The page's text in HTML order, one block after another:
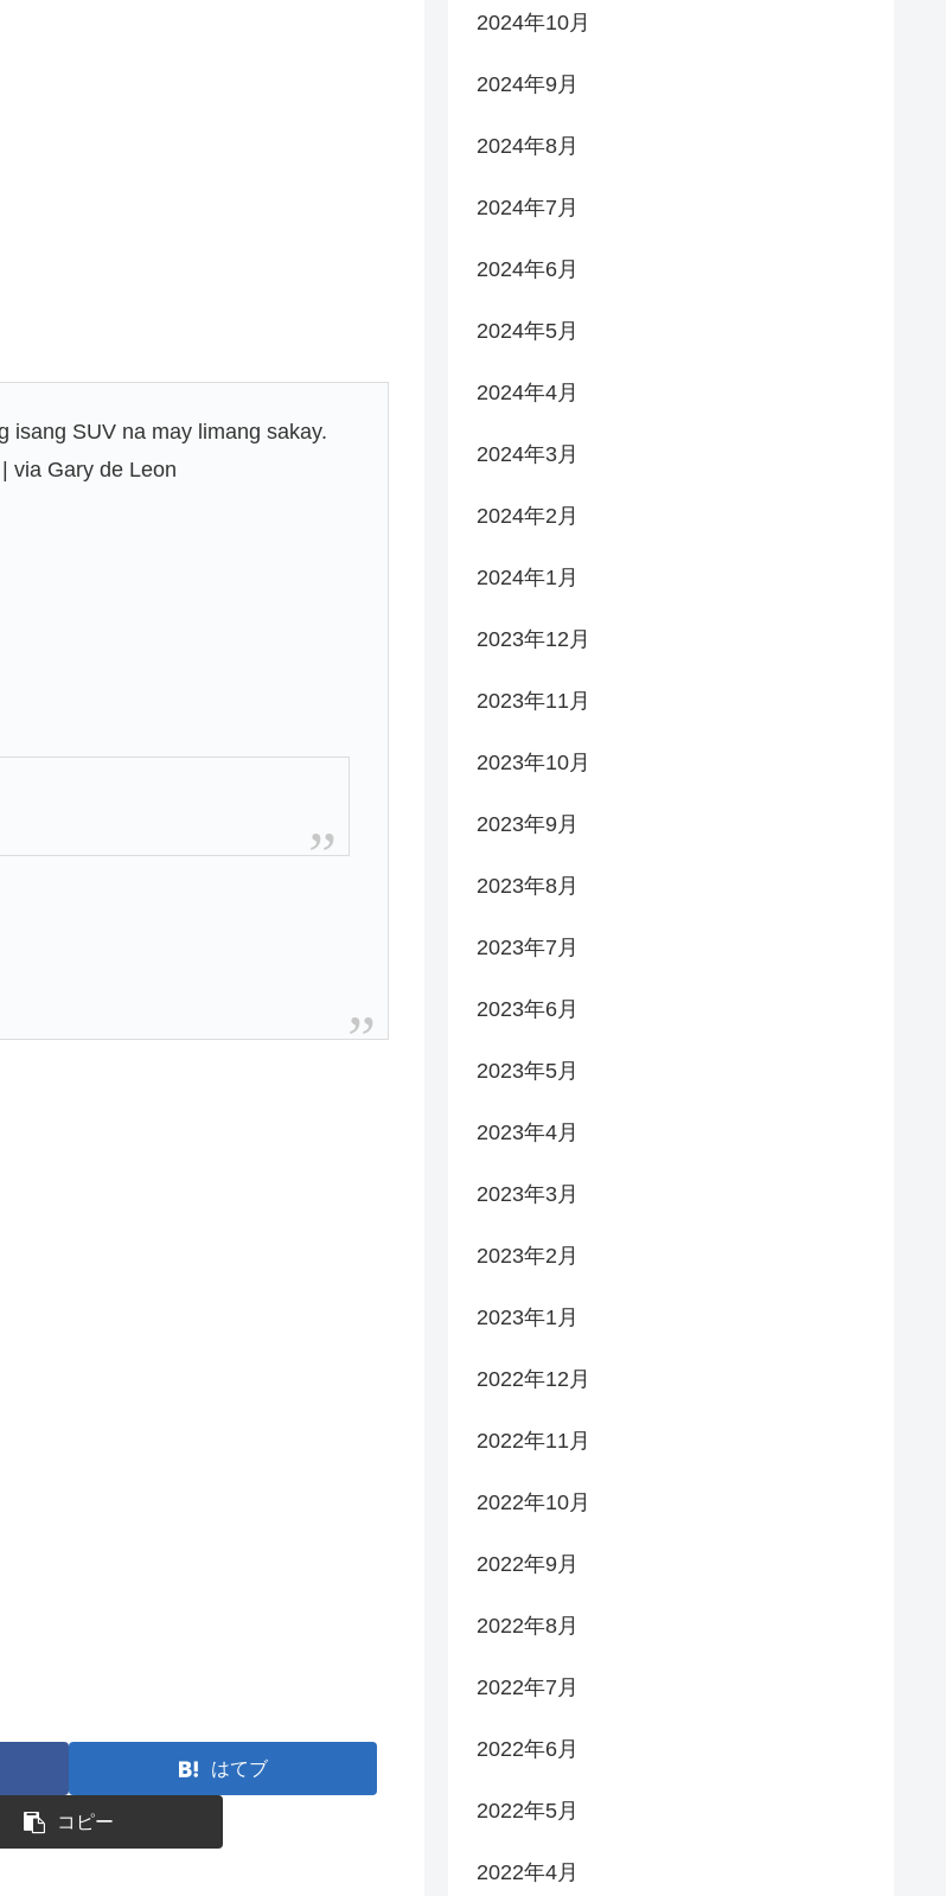
isang SUV na may limang sakay.
via Gary de Leon
はてブ
コピー
2024年10月
2024年9月
2024年8月
2024年7月
2024年6月
2024年5月
2024年4月
2024年3月
2024年2月
2024年1月
2023年12月
2023年11月
2023年10月
2023年9月
2023年8月
2023年7月
2023年6月
2023年5月
2023年4月
2023年3月
2023年2月
2023年1月
2022年12月
2022年11月
2022年10月
2022年9月
2022年8月
2022年7月
2022年6月
2022年5月
2022年4月